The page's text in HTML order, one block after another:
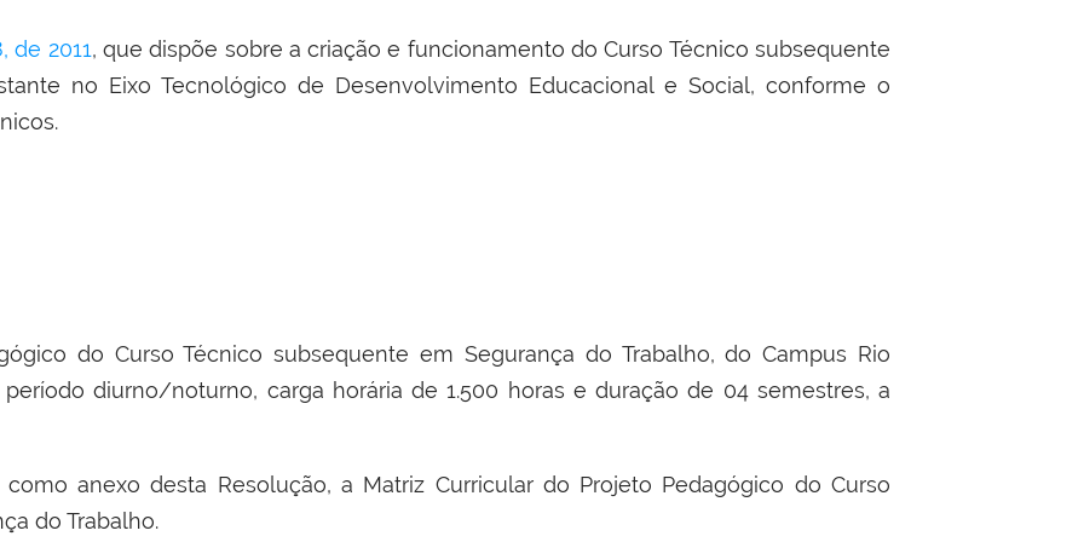
de 2011, que dispõe sobre a criação e funcionamento do Curso Técnico subsequente
no Eixo Tecnológico de Desenvolvimento Educacional e Social, conforme o
do Curso Técnico subsequente em Segurança do Trabalho, do Campus Rio
diurno/noturno, carga horária de 1.500 horas e duração de 04 semestres, a
anexo desta Resolução, a Matriz Curricular do Projeto Pedagógico do Curso
do Trabalho.